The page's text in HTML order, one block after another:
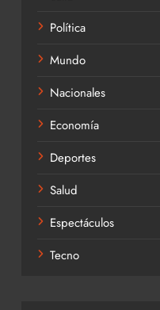
Política
Mundo
Nacionales
Economía
Deportes
Salud
Espectáculos
Tecno